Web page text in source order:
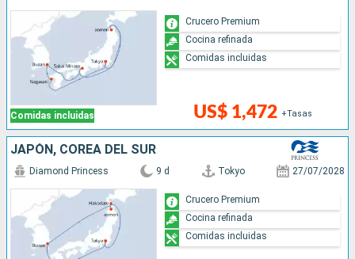
Comidas incluidas US$ 1,472 +Tasas
Crucero Premium
Cocina refinada
Comidas incluidas
JAPÓN, COREA DEL SUR
Diamond Princess 9 d Tokyo 27/07/2028
Crucero Premium
Cocina refinada
Comidas incluidas